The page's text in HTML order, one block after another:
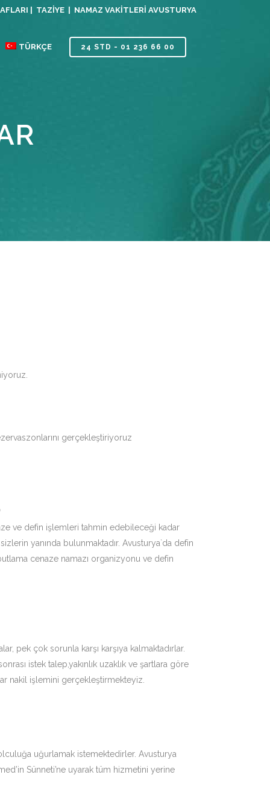
| TAZIYE | NAMAZ VAKITLERI AVUSTURYA
24 STD - 01 236 66 00
TÜRKÇE
gerçekleştiriyoruz
ve defin işlemleri tahmin edebileceği kadar
yanında bulunmaktadır. Avusturya`da defin
cenaze namazı organizyonu ve defin
pek çok sorunla karşı karşıya kalmaktadırlar.
istek talep,yakınlık uzaklık ve şartlara göre
nakil işlemini gerçekleştirmekteyiz.
uğurlamak istemektedirler. Avusturya
Sünneti’ne uyarak tüm hizmetini yerine